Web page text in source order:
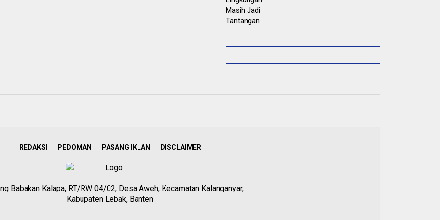
REDAKSI PEDOMAN PASANG IKLAN DISCLAIMER
Babakan Kalapa, RT/RW 04/02, Desa Aweh, Kecamatan Kalanganyar,
Kabupaten Lebak, Banten